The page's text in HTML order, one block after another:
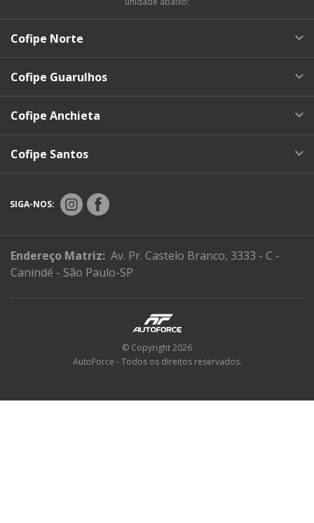
Cofipe Norte
Cofipe Guarulhos
Cofipe Anchieta
Cofipe Santos
SIGA-NOS:
Endereço Matriz: Av. Pr. Castelo Branco, 3333 - C -
Canindé - São Paulo-SP
© Copyright 2026
AutoForce - Todos os direitos reservados.